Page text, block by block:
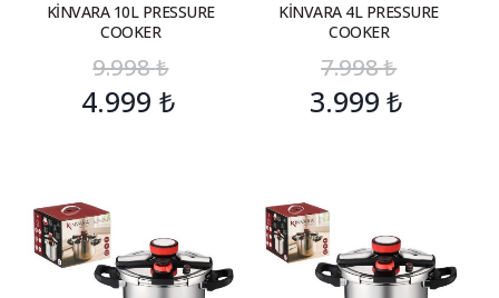
KİNVARA 10L PRESSURE
COOKER
9.998₺
4.999 ₺
KİNVARA 4L PRESSURE
COOKER
7.998₺
3.999₺